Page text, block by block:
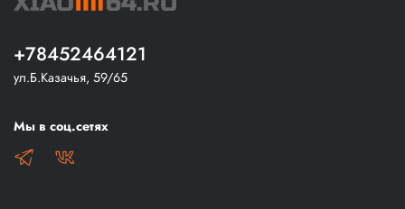
+78452464121
ул.Б.Казачья, 59/65
Мы в соц.сетях